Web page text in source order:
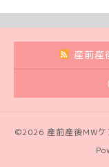
産前
©2026 産前産後MW